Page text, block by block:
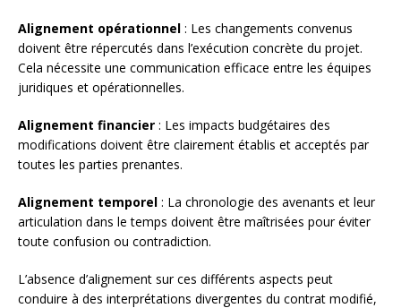
Alignement opérationnel : Les changements convenus
doivent être répercutés dans l’exécution concrète du projet.
Cela nécessite une communication efficace entre les équipes
juridiques et opérationnelles.
Alignement financier : Les impacts budgétaires des
modifications doivent être clairement établis et acceptés par
toutes les parties prenantes.
Alignement temporel : La chronologie des avenants et leur
articulation dans le temps doivent être maîtrisées pour éviter
toute confusion ou contradiction.
L’absence d’alignement sur ces différents aspects peut
conduire à des interprétations divergentes du contrat modifié,